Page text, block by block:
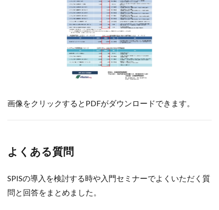
画像をクリックするとPDFがダウンロードできます。
よくある質問
SPISの導入を検討する時や入門セミナーでよくいただく質
問と回答をまとめました。